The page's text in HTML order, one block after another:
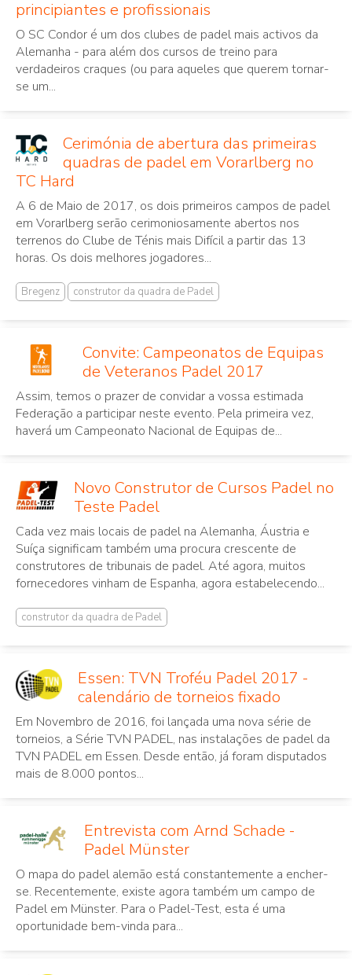
principiantes e profissionais
O SC Condor é um dos clubes de padel mais activos da
Alemanha - para além dos cursos de treino para
verdadeiros craques (ou para aqueles que querem tornar-
se um...
Cerimónia de abertura das primeiras
quadras de padel em Vorarlberg no
TC Hard
A 6 de Maio de 2017, os dois primeiros campos de padel
em Vorarlberg serão cerimoniosamente abertos nos
terrenos do Clube de Ténis mais Difícil a partir das 13
horas. Os dois melhores jogadores...
Bregenz construtor da quadra de Padel
Convite: Campeonatos de Equipas
de Veteranos Padel 2017
Assim, temos o prazer de convidar a vossa estimada
Federação a participar neste evento. Pela primeira vez,
haverá um Campeonato Nacional de Equipas de...
Novo Construtor de Cursos Padel no
Teste Padel
Cada vez mais locais de padel na Alemanha, Áustria e
Suíça significam também uma procura crescente de
construtores de tribunais de padel. Até agora, muitos
fornecedores vinham de Espanha, agora estabelecendo...
construtor da quadra de Padel
Essen: TVN Troféu Padel 2017 -
calendário de torneios fixado
Em Novembro de 2016, foi lançada uma nova série de
torneios, a Série TVN PADEL, nas instalações de padel da
TVN PADEL em Essen. Desde então, já foram disputados
mais de 8.000 pontos...
Entrevista com Arnd Schade -
Padel Münster
O mapa do padel alemão está constantemente a encher-
se. Recentemente, existe agora também um campo de
Padel em Münster. Para o Padel-Test, esta é uma
oportunidade bem-vinda para...